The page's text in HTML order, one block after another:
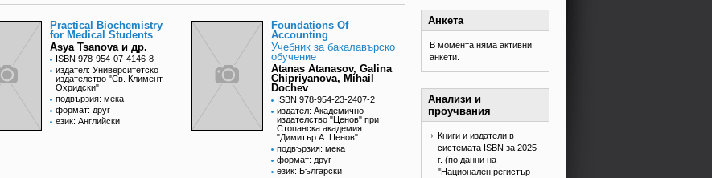
Practical Biochemistry
for Medical Students
Asya Tsanova и др.
ISBN 978-954-07-4146-8
издател: Университетско
издателство "Св. Климент
Охридски"
подвързия: мека
формат: друг
език: Английски
Foundations Of
Accounting
Учебник за бакалавърско
обучение
Atanas Atanasov, Galina
Chipriyanova, Mihail
Dochev
ISBN 978-954-23-2407-2
издател: Академично
издателство "Ценов" при
Стопанска академия
"Димитър А. Ценов"
подвързия: мека
формат: друг
език: Български
Анкета
В момента няма активни
анкети.
Анализи и
проучвания
Книги и издатели в
системата ISBN за 2025
г. (по данни на
"Национален регистър